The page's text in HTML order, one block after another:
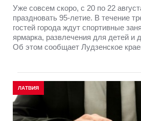
Уже совсем скоро, с 20 по 22
праздновать 95-летие. В течение
гостей города ждут спортивные
ярмарка, развлечения для детей и
Об этом сообщает Лудзенское
ЛАТВИЯ